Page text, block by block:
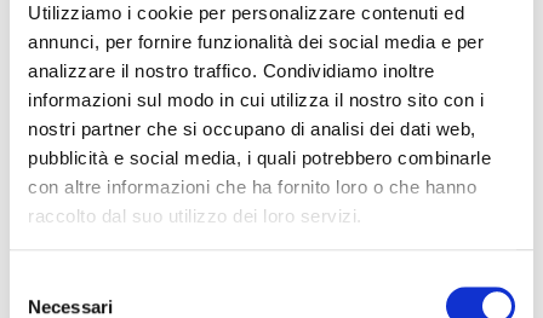
Utilizziamo i cookie per personalizzare contenuti ed
annunci, per fornire funzionalità dei social media e per
analizzare il nostro traffico. Condividiamo inoltre
informazioni sul modo in cui utilizza il nostro sito con i
nostri partner che si occupano di analisi dei dati web,
pubblicità e social media, i quali potrebbero combinarle
con altre informazioni che ha fornito loro o che hanno
raccolto dal suo utilizzo dei loro servizi.
delNecessari
ITÁLIA